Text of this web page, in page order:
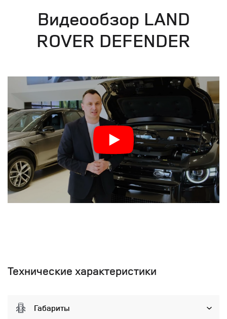
Видеообзор LAND
ROVER DEFENDER
Технические характеристики
Габариты